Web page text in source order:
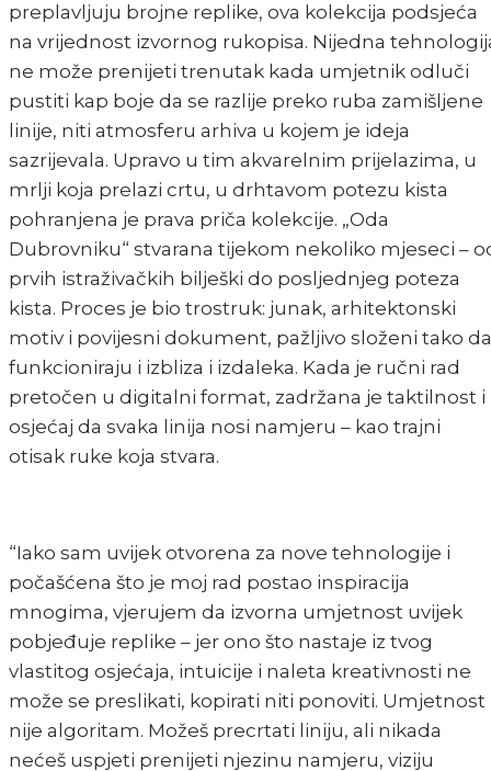
preplavljuju brojne replike, ova kolekcija podsjeća
na vrijednost izvornog rukopisa. Nijedna
ne može prenijeti trenutak kada umjetnik odluči
pustiti kap boje da se razlije preko ruba zamišljene
linije, niti atmosferu arhiva u kojem je ideja
sazrijevala. Upravo u tim akvarelnim prijelazima, u
mrlji koja prelazi crtu, u drhtavom potezu kista
pohranjena je prava priča kolekcije. „Oda
Dubrovniku“ stvarana tijekom nekoliko mjeseci –
prvih istraživačkih bilješki do posljednjeg poteza
kista. Proces je bio trostruk: junak, arhitektonski
motiv i povijesni dokument, pažljivo složeni tako da
funkcioniraju i izbliza i izdaleka. Kada je ručni rad
pretočen u digitalni format, zadržana je taktilnost i
osjećaj da svaka linija nosi namjeru – kao trajni
otisak ruke koja stvara.
“Iako sam uvijek otvorena za nove tehnologije i
počašćena što je moj rad postao inspiracija
mnogima, vjerujem da izvorna umjetnost uvijek
pobjeđuje replike – jer ono što nastaje iz tvog
vlastitog osjećaja, intuicije i naleta kreativnosti ne
može se preslikati, kopirati niti ponoviti. Umjetnost
nije algoritam. Možeš precrtati liniju, ali nikada
nećeš uspjeti prenijeti njezinu namjeru, viziju